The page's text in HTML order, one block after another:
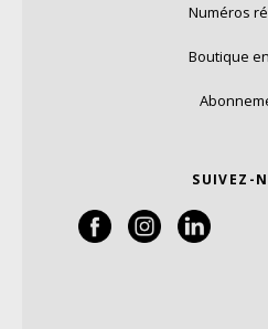
Numéros
Boutique
SUIVEZ-